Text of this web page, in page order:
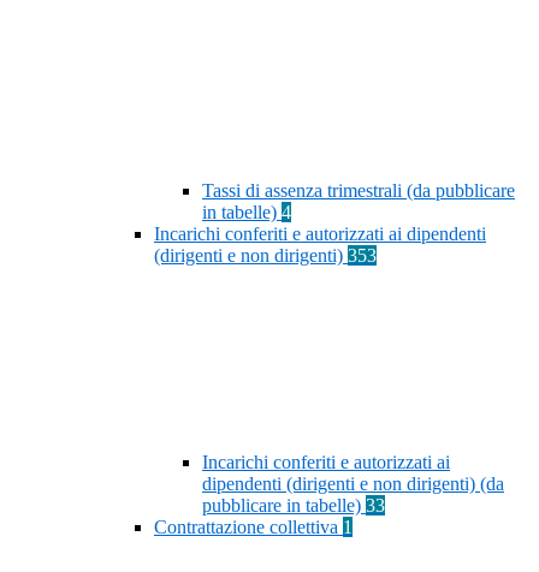
Tassi di assenza trimestrali (da pubblicare
in tabelle) 4
Incarichi conferiti e autorizzati ai dipendenti
(dirigenti e non dirigenti) 353
Incarichi conferiti e autorizzati ai
dipendenti (dirigenti e non dirigenti) (da
pubblicare in tabelle) 33
Contrattazione collettiva 1